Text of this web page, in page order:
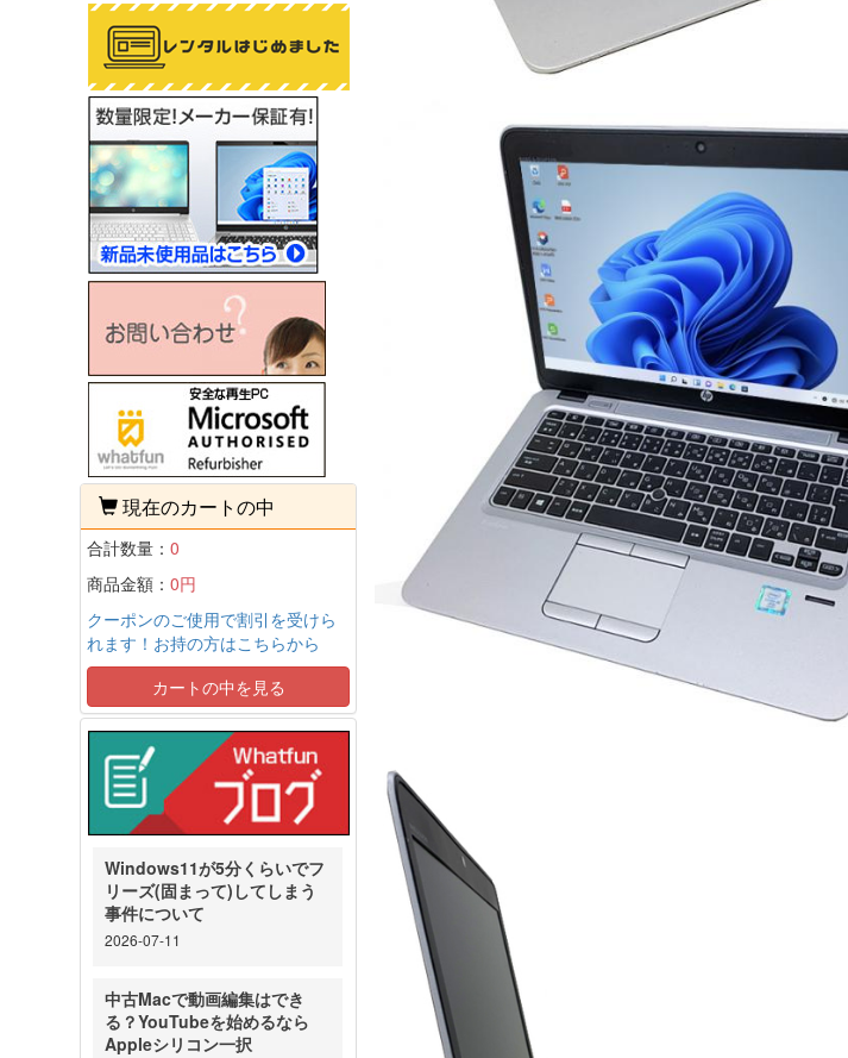
現在のカートの中
合計数量： 0
商品金額： 0円
クーポンのご使用で割引を受けら
れます！お持の方はこちらから
カートの中を見る
Windows11が5分くらいでフ
リーズ(固まって)してしまう
事件について
2026-07-11
中古Macで動画編集はでき
る？YouTubeを始めるなら
Appleシリコン一択